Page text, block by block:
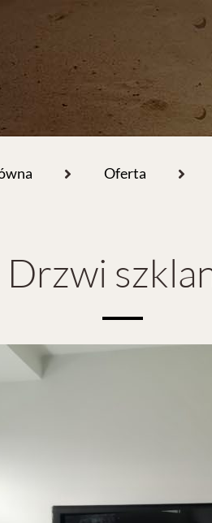
Oferta
Drzwi